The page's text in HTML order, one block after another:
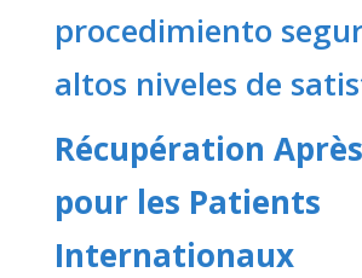
procedimiento
altos niveles de
Récupération
pour les Patients
Internationaux